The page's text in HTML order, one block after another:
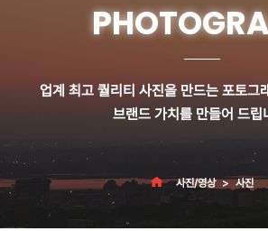
업계 최고 퀄리티 사진을 만드는 포토그
브랜드 가치 를 만들어 드립
사진/영상 사진